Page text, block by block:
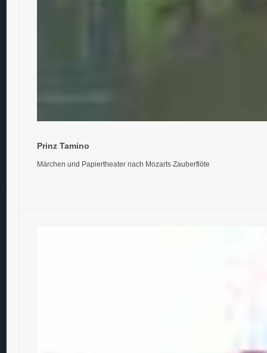
Prinz Tamino
Märchen und Papiertheater nach Mozarts Zauberflöte